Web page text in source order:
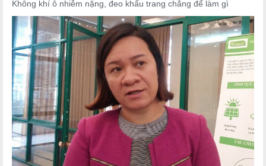
Không khí ô nhiễm nặng, đeo khẩu trang chẳng để làm gì